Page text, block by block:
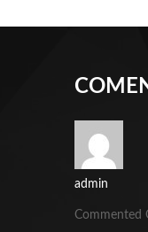
admin
Commented